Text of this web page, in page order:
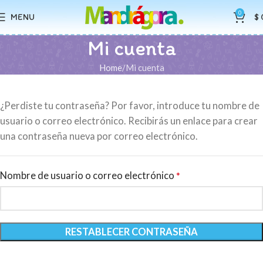
MENU 0 $
Mi cuenta
Home Mi cuenta
¿Perdiste tu contraseña? Por favor, introduce tu nombre de
usuario o correo electrónico. Recibirás un enlace para crear
una contraseña nueva por correo electrónico.
Nombre de usuario o correo electrónico *
RESTABLECER CONTRASEÑA